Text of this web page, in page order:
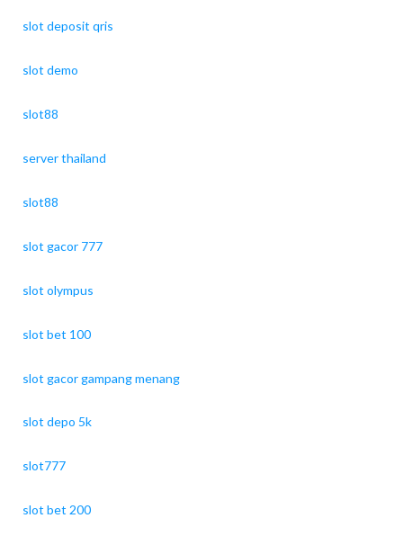
slot deposit qris
slot demo
slot88
server thailand
slot88
slot gacor 777
slot olympus
slot bet 100
slot gacor gampang menang
slot depo 5k
slot777
slot bet 200